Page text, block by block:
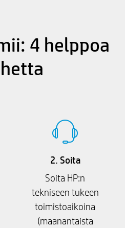
4 helppoa
2. Soita
Soita HP:n
tekniseen tukeen
toimistoaikoina
(maanantaista